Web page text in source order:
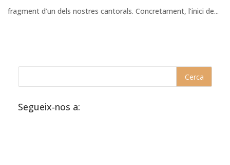
fragment d’un dels nostres cantorals. Concretament, l’inici de...
Segueix-nos a: